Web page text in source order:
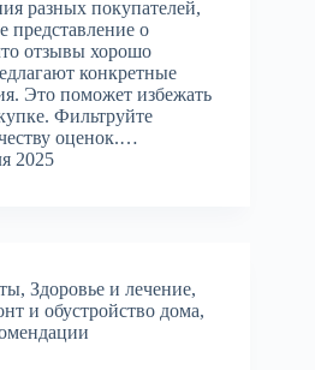
разных покупателей,
представление о
отзывы хорошо
конкретные
Это поможет избежать
Фильтруйте
оценок.…
2025
, Здоровье и лечение,
и обустройство дома,